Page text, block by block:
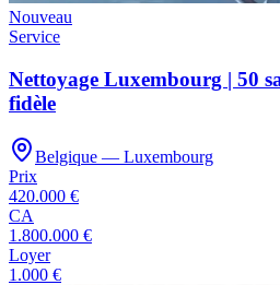
Nouveau
Service
Nettoyage Luxembourg | 50
fidèle
Belgique — Luxembourg
Prix
420.000 €
CA
1.800.000 €
Loyer
1.000 €